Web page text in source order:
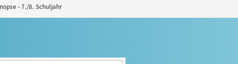
- 7./8. Schuljahr